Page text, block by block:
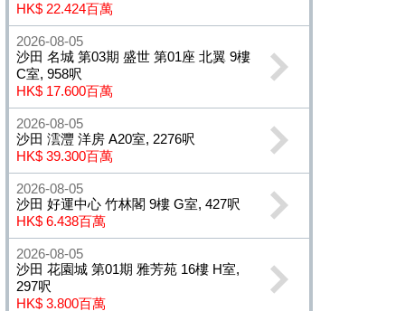
HK$ 22.424百萬
2026-08-05
沙田 名城 第03期 盛世 第01座 北翼 9樓
C室, 958呎
HK$ 17.600百萬
2026-08-05
沙田 澐灃 洋房 A20室, 2276呎
HK$ 39.300百萬
2026-08-05
沙田 好運中心 竹林閣 9樓 G室, 427呎
HK$ 6.438百萬
2026-08-05
沙田 花園城 第01期 雅芳苑 16樓 H室,
297呎
HK$ 3.800百萬